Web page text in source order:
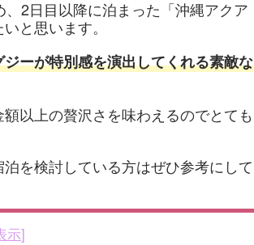
、2日目以降に泊まった「沖縄アクア
と思います。
ーが特別感を演出してくれる素敵な
以上の贅沢さを味わえるのでとても
を検討している方はぜひ参考にして
示]